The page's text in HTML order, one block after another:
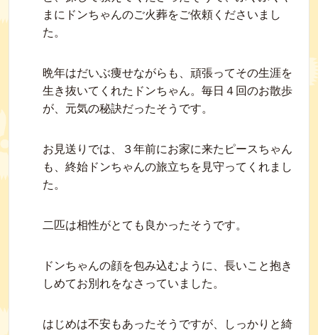
まにドンちゃんのご火葬をご依頼くださいまし
た。
晩年はだいぶ痩せながらも、頑張ってその生涯を
生き抜いてくれたドンちゃん。毎日４回のお散歩
が、元気の秘訣だったそうです。
お見送りでは、３年前にお家に来たピースちゃん
も、終始ドンちゃんの旅立ちを見守ってくれまし
た。
二匹は相性がとても良かったそうです。
ドンちゃんの顔を包み込むように、長いこと抱き
しめてお別れをなさっていました。
はじめは不安もあったそうですが、しっかりと綺